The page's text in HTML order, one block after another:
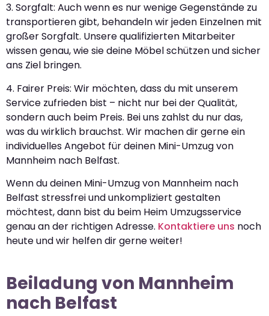
3. Sorgfalt: Auch wenn es nur wenige Gegenstände zu
transportieren gibt, behandeln wir jeden Einzelnen mit
großer Sorgfalt. Unsere qualifizierten Mitarbeiter
wissen genau, wie sie deine Möbel schützen und sicher
ans Ziel bringen.
4. Fairer Preis: Wir möchten, dass du mit unserem
Service zufrieden bist – nicht nur bei der Qualität,
sondern auch beim Preis. Bei uns zahlst du nur das,
was du wirklich brauchst. Wir machen dir gerne ein
individuelles Angebot für deinen Mini-Umzug von
Mannheim nach Belfast.
Wenn du deinen Mini-Umzug von Mannheim nach
Belfast stressfrei und unkompliziert gestalten
möchtest, dann bist du beim Heim Umzugsservice
genau an der richtigen Adresse. Kontaktiere uns noch
heute und wir helfen dir gerne weiter!
Beiladung von Mannheim
nach Belfast